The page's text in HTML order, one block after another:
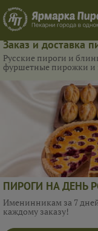
Заказ и доставка
Русские пироги и
фуршетные пирожки и
ПИРОГИ НА ДЕНЬ
Именинникам за 7
каждому заказу!